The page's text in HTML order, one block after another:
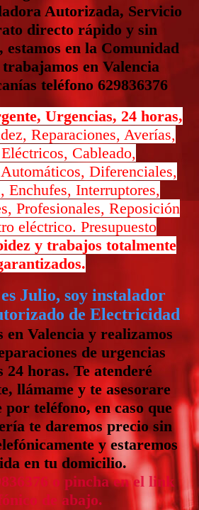
Autorizada, Servicio
directo rápido y sin
en la Comunidad
en Valencia
teléfono 629836376
Urgencias, 24 horas,
Reparaciones, Averías,
Cableado,
Diferenciales,
Enchufes, Interruptores,
Profesionales, Reposición
eléctrico. Presupuesto
y trabajos totalmente
Julio, soy instalador
de Electricidad
en Valencia y realizamos
de urgencias
24 horas. Te atenderé
llámame y te asesorare
teléfono, en caso que
te daremos precio sin
y estaremos
en tu domicilio.
o pincha en el link
de abajo.